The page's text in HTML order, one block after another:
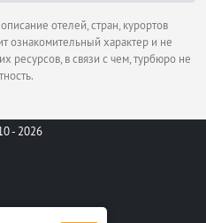
отелей, стран, курортов
ознакомительный характер и не
ресурсов, в связи с чем, турбюро не
- 2026